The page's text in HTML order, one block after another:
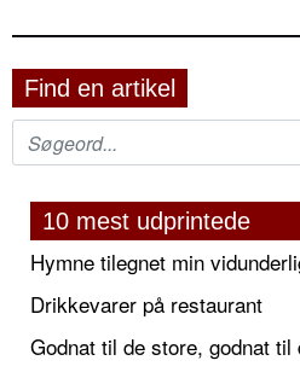
Find en artikel
10 mest udprintede
Hymne tilegnet min
Drikkevarer på restaurant
Godnat til de store, godnat til